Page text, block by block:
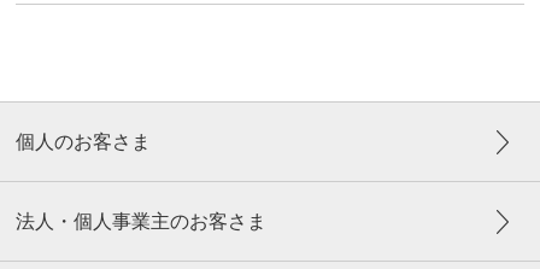
個人のお客さま
法人・個人事業主のお客さま